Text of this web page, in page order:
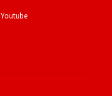
Youtube